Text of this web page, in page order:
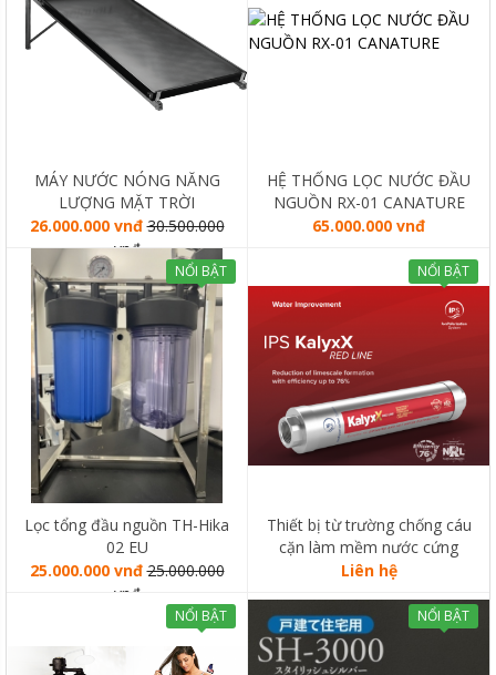
MÁY NƯỚC NÓNG NĂNG
LƯỢNG MẶT TRỜI
SOLAHART SUNHEAT 150L
26.000.000 vnđ 30.500.000
vnđ
HỆ THỐNG LỌC NƯỚC ĐẦU
NGUỒN RX-01 CANATURE
65.000.000 vnđ
NỔI BẬT
Lọc tổng đầu nguồn TH-Hika
02 EU
25.000.000 vnđ 25.000.000
vnđ
NỔI BẬT
Thiết bị từ trường chống cáu
cặn làm mềm nước cứng
KalyxX
Liên hệ
NỔI BẬT NỔI BẬT